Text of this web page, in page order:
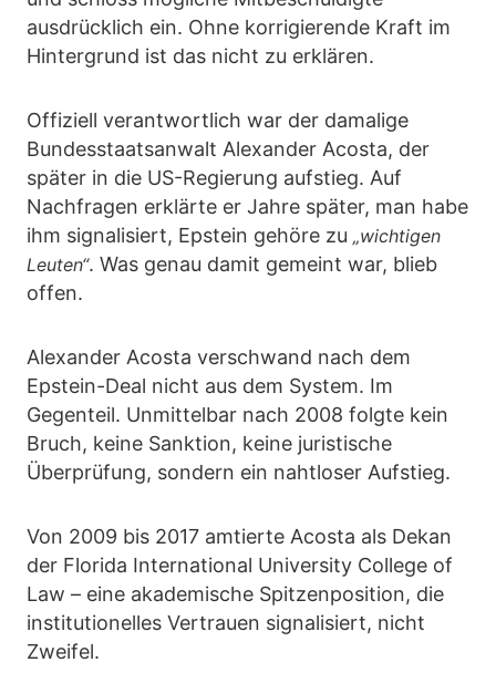
ausdrücklich ein. Ohne korrigierende Kraft im
Hintergrund ist das nicht zu erklären.
Offiziell verantwortlich war der damalige
Bundesstaatsanwalt Alexander Acosta, der
später in die US-Regierung aufstieg. Auf
Nachfragen erklärte er Jahre später, man habe
ihm signalisiert, Epstein gehöre zu „wichtigen
Leuten“. Was genau damit gemeint war, blieb
offen.
Alexander Acosta verschwand nach dem
Epstein-Deal nicht aus dem System. Im
Gegenteil. Unmittelbar nach 2008 folgte kein
Bruch, keine Sanktion, keine juristische
Überprüfung, sondern ein nahtloser Aufstieg.
Von 2009 bis 2017 amtierte Acosta als Dekan
der Florida International University College of
Law – eine akademische Spitzenposition, die
institutionelles Vertrauen signalisiert, nicht
Zweifel.